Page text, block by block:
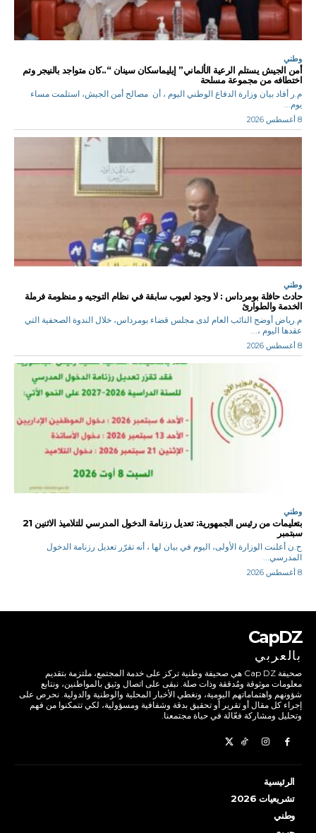
وطني
أمن الجيش يستلم الرعية الألماني” إيليماسكان سينان “..كان متواجد بالنيجر وتم
اختطافه من مجموعة مسلحة
م.ر أفاد بيان وزارة الدفاع الوطني اليوم ، أن مصالح أمن الجيش، استلمت مساء
يوم...
8 أغسطس 2026
وطني
حادث حافلة بومرداس : لا وجود لعيوب سابقة في نظام التوجيه و منظومة فرملة
الخدمة والطوارئ
م.رياض أوضح النائب العام لدى مجلس قضاء بومرداس، خلال الندوة الصحفية التي
عقدها اليوم ،...
8 أغسطس 2026
وطني
بتعليمات من رئيس الجمهورية: تعديل رزنامة الدخول المدرسي للتلاميذ الاثنين 21
سبتمبر
ح.ن أعلنت الوزارة الأولى، اليوم في بيان لها ، أنه تقرّر تعديل رزنامة الدخول
المدرسي...
8 أغسطس 2026
CapDZ
بالعربي
صحيفة Cap DZ هي صحيفة وطنية تركز على خدمة المجتمع، ملتزمة بتقديم
معلومات موثوقة ومُدققة وذات صلة. نبقى على اتصال وثيق بالمواطنين، ونتابع
شؤونهم واهتماماتهم اليومية، ونغطي الأخبار المحلية والوطنية والدولية. نحرص على
إجراء كل مقال أو تقرير أو تحقيق بدقة وشفافية ومسؤولية، لكي تتمكنوا من فهم
وتحليل ومشاركة فعّالة في حياة مجتمعنا.
الرئيسية
تشريعيات 2026
وطني